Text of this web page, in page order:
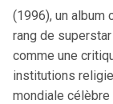
(1996), un album
rang de
comme une
institutions
mondiale